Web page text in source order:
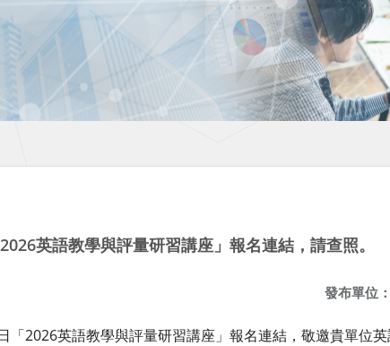
英語教學與評量研習講座」報名連結，請查照。
發布單位：
2026英語教學與評量研習講座」報名連結，敬邀貴單位英